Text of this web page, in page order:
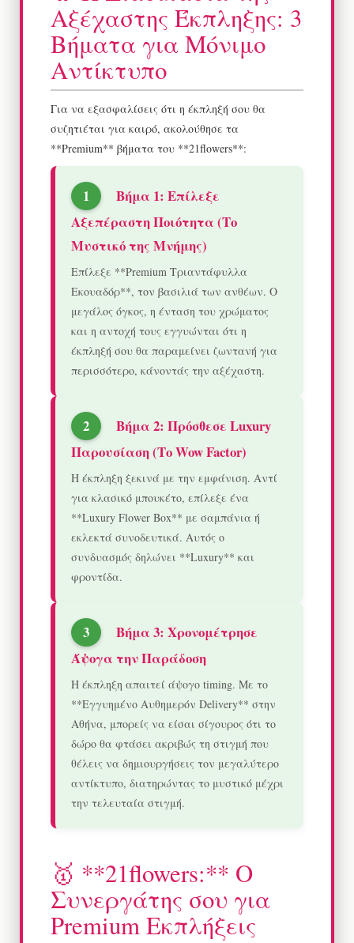
Αξέχαστης Έκπληξης: 3
Βήματα για Μόνιμο
Αντίκτυπο
Για να εξασφαλίσεις ότι η έκπληξή σου θα
συζητιέται για καιρό, ακολούθησε τα
**Premium** βήματα του **21flowers**:
Βήμα 1: Επίλεξε
Αξεπέραστη Ποιότητα (Το
Μυστικό της Μνήμης)
Επίλεξε **Premium Τριαντάφυλλα
Εκουαδόρ**, τον βασιλιά των ανθέων. Ο
μεγάλος όγκος, η ένταση του χρώματος
και η αντοχή τους εγγυώνται ότι η
έκπληξή σου θα παραμείνει ζωντανή για
περισσότερο, κάνοντάς την αξέχαστη.
Βήμα 2: Πρόσθεσε Luxury
Παρουσίαση (Το Wow Factor)
Η έκπληξη ξεκινά με την εμφάνιση. Αντί
για κλασικό μπουκέτο, επίλεξε ένα
**Luxury Flower Box** με σαμπάνια ή
εκλεκτά συνοδευτικά. Αυτός ο
συνδυασμός δηλώνει **Luxury** και
φροντίδα.
Βήμα 3: Χρονομέτρησε
Άψογα την Παράδοση
Η έκπληξη απαιτεί άψογο timing. Με το
**Εγγυημένο Αυθημερόν Delivery** στην
Αθήνα, μπορείς να είσαι σίγουρος ότι το
δώρο θα φτάσει ακριβώς τη στιγμή που
θέλεις να δημιουργήσεις τον μεγαλύτερο
αντίκτυπο, διατηρώντας το μυστικό μέχρι
την τελευταία στιγμή.
🥇 **21flowers:** Ο
Συνεργάτης σου για
Premium Εκπλήξεις